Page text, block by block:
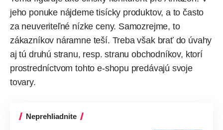
jeho ponuke nájdeme tisícky produktov, a to často
za neuveriteľné nízke ceny. Samozrejme, to
zákazníkov náramne teší. Treba však brať do úvahy
aj tú druhú stranu, resp. stranu obchodníkov, ktorí
prostredníctvom tohto e-shopu predávajú svoje
tovary.
Neprehliadnite